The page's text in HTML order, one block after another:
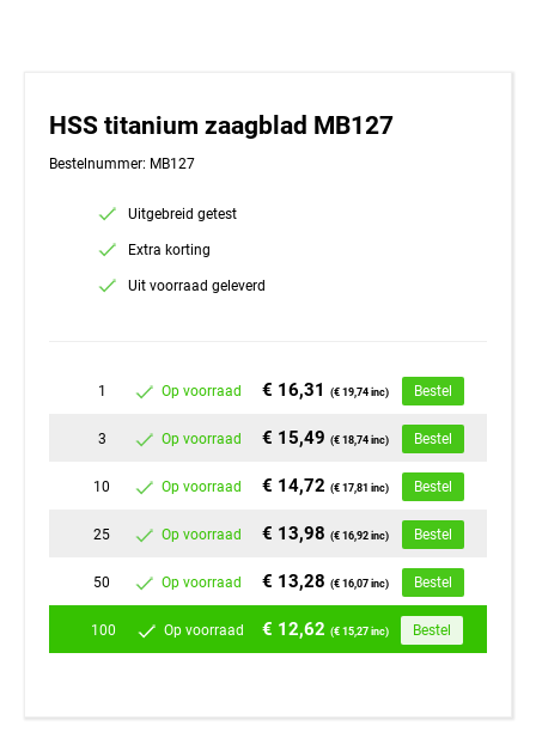
HSS titanium zaagblad MB127
Bestelnummer: MB127
Uitgebreid getest
Extra korting
Uit voorraad geleverd
1 Op voorraad € 16,31(€ 19,74 inc) Bestel
3 Op voorraad € 15,49(€ 18,74 inc) Bestel
10 Op voorraad € 14,72(€ 17,81 inc) Bestel
25 Op voorraad € 13,98(€ 16,92 inc) Bestel
50 Op voorraad € 13,28(€ 16,07 inc) Bestel
100 Op voorraad € 12,62(€ 15,27 inc) Bestel